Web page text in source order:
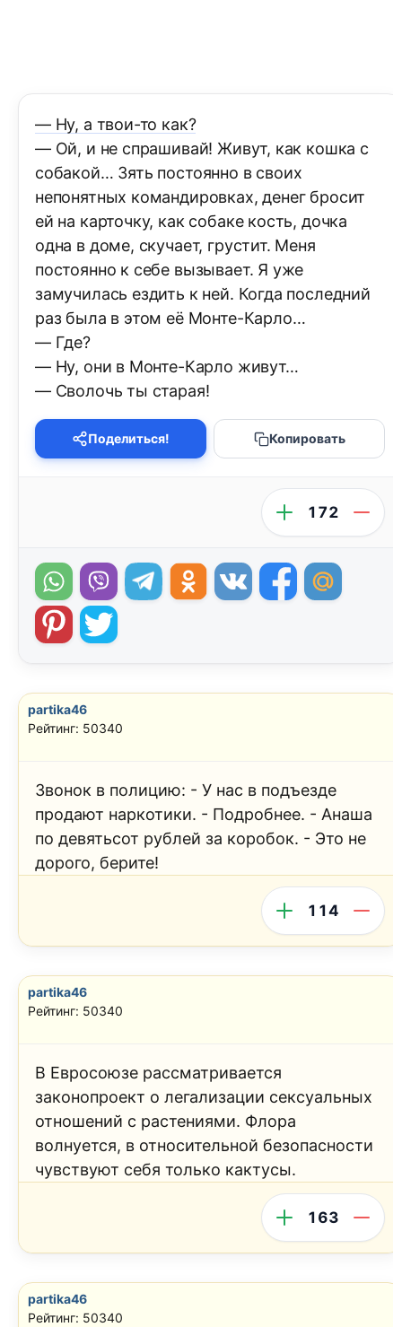
— Ну, а твои-то как?
— Ой, и не спрашивай! Живут, как кошка с
собакой… Зять постоянно в своих
непонятных командировках, денег бросит
ей на карточку, как собаке кость, дочка
одна в доме, скучает, грустит. Меня
постоянно к себе вызывает. Я уже
замучилась ездить к ней. Когда последний
раз была в этом её Монте-Карло…
— Где?
— Ну, они в Монте-Карло живут…
— Сволочь ты старая!
Поделиться! Копировать
172
partika46
Рейтинг: 50340
Звонок в полицию: - У нас в подъезде
продают наркотики. - Подробнее. - Анаша
по девятьсот рублей за коробок. - Это не
дорого, берите!
114
partika46
Рейтинг: 50340
В Евросоюзе рассматривается
законопроект о легализации сексуальных
отношений с растениями. Флора
волнуется, в относительной безопасности
чувствуют себя только кактусы.
163
partika46
Рейтинг: 50340